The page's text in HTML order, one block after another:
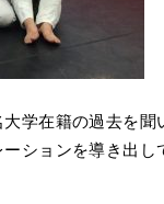
学在籍の過去を
ションを導き出